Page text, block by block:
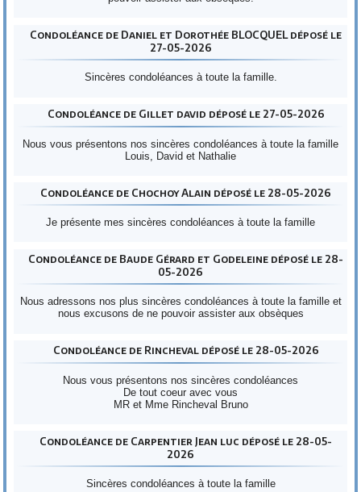
Condoléance de Daniel et Dorothée BLOCQUEL déposé le
27-05-2026
Sincères condoléances à toute la famille.
Condoléance de Gillet david déposé le 27-05-2026
Nous vous présentons nos sincères condoléances à toute la famille
Louis, David et Nathalie
Condoléance de Chochoy Alain déposé le 28-05-2026
Je présente mes sincères condoléances à toute la famille
Condoléance de Baude Gérard et Godeleine déposé le 28-
05-2026
Nous adressons nos plus sincères condoléances à toute la famille et
nous excusons de ne pouvoir assister aux obsèques
Condoléance de Rincheval déposé le 28-05-2026
Nous vous présentons nos sincères condoléances
De tout coeur avec vous
MR et Mme Rincheval Bruno
Condoléance de Carpentier Jean luc déposé le 28-05-
2026
Sincères condoléances à toute la famille